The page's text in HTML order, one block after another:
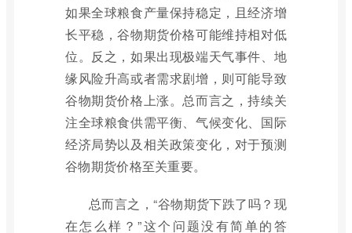
如果全球粮食产量保持稳定，且经济增
长平稳，谷物期货价格可能维持相对低
位。反之，如果出现极端天气事件、地
缘风险升高或者需求剧增，则可能导致
谷物期货价格上涨。总而言之，持续关
注全球粮食供需平衡、气候变化、国际
经济局势以及相关政策变化，对于预测
谷物期货价格至关重要。
总而言之，“谷物期货下跌了吗？现
在怎么样？”这个问题没有简单的答